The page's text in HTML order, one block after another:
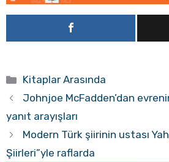
Kategoriler
Kitaplar Arasında
Johnjoe McFadden’dan
yanıt arayışları
Modern Türk şiirinin ustası
Şiirleri”yle raflarda